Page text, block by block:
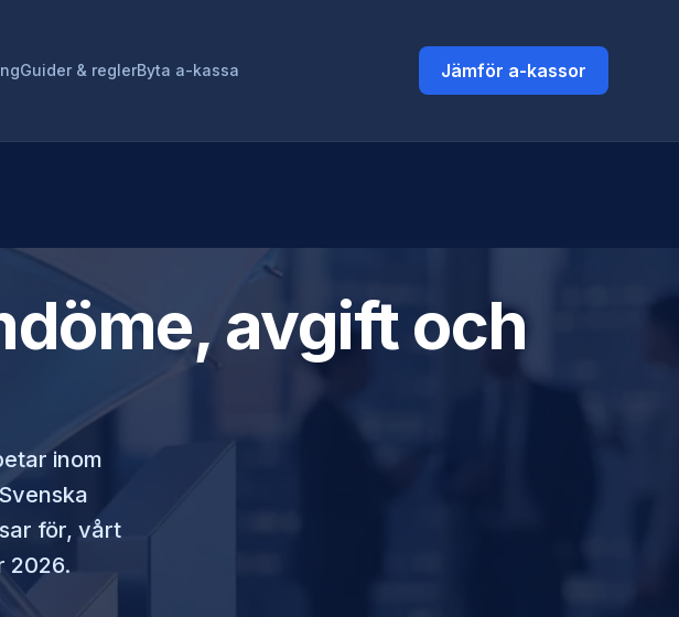
Guider & reglerByta a-kassa Jämför a-kassor
avgift och
inom
för, vårt
2026.